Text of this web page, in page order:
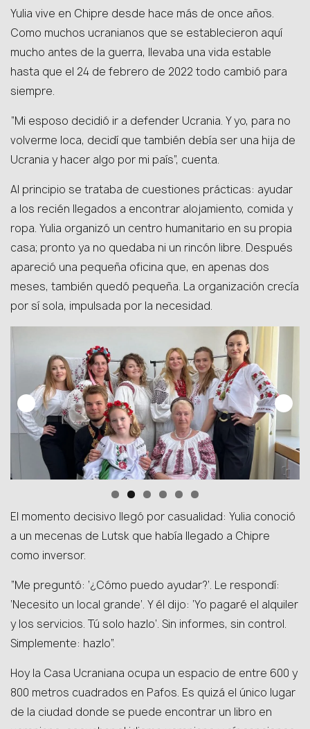
Yulia vive en Chipre desde hace más de once años.
Como muchos ucranianos que se establecieron aquí
mucho antes de la guerra, llevaba una vida estable
hasta que el 24 de febrero de 2022 todo cambió para
siempre.
“Mi esposo decidió ir a defender Ucrania. Y yo, para no
volverme loca, decidí que también debía ser una hija de
Ucrania y hacer algo por mi país”, cuenta.
Al principio se trataba de cuestiones prácticas: ayudar
a los recién llegados a encontrar alojamiento, comida y
ropa. Yulia organizó un centro humanitario en su propia
casa; pronto ya no quedaba ni un rincón libre. Después
apareció una pequeña oficina que, en apenas dos
meses, también quedó pequeña. La organización crecía
por sí sola, impulsada por la necesidad.
El momento decisivo llegó por casualidad: Yulia conoció
a un mecenas de Lutsk que había llegado a Chipre
como inversor.
“Me preguntó: ‘¿Cómo puedo ayudar?’. Le respondí:
‘Necesito un local grande’. Y él dijo: ‘Yo pagaré el alquiler
y los servicios. Tú solo hazlo’. Sin informes, sin control.
Simplemente: hazlo”.
Hoy la Casa Ucraniana ocupa un espacio de entre 600 y
800 metros cuadrados en Pafos. Es quizá el único lugar
de la ciudad donde se puede encontrar un libro en